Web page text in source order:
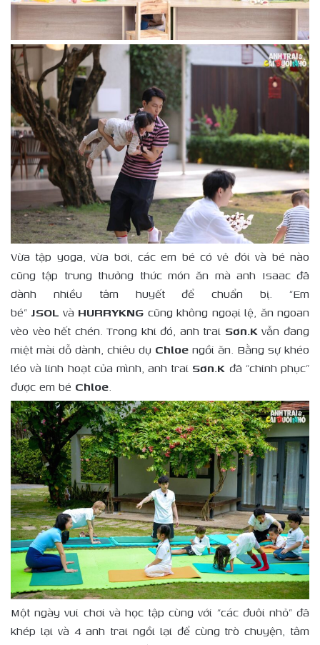
Vừa tập yoga, vừa bơi, các em bé có vẻ đói và bé nào
cũng tập trung thưởng thức món ăn mà anh Isaac đã
dành nhiều tâm huyết để chuẩn bị. “Em
bé” JSOL và HURRYKNG cũng không ngoại lệ, ăn ngoan
vèo vèo hết chén. Trong khi đó, anh trai Sơn.Kvẫn đang
miệt mài dỗ dành, chiêu dụ Chloe ngồi ăn. Bằng sự khéo
léo và linh hoạt của mình, anh trai Sơn.K đã “chinh phục”
được em bé Chloe.
Một ngày vui chơi và học tập cùng với “các đuôi nhỏ” đã
khép lại và 4 anh trai ngồi lại để cùng trò chuyện, tâm